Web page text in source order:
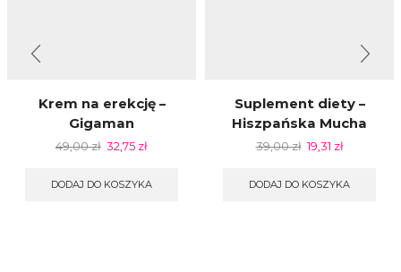
Krem na erekcję –
Gigaman
49,00zł 32,75 zł
DODAJ DO KOSZYKA
Suplement diety –
Hiszpańska Mucha
39,00zł 19,31 zł
DODAJ DO KOSZYKA